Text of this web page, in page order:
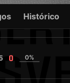
Histórico
0 0%